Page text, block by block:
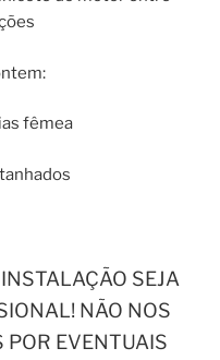
fêmea
SEJA
NÃO NOS
EVENTUAIS